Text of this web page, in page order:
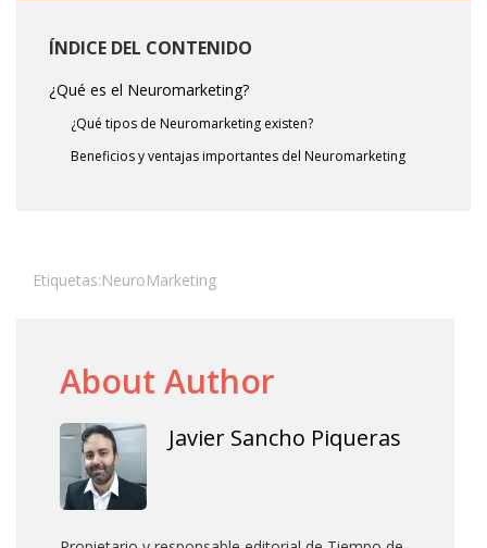
ÍNDICE DEL CONTENIDO
¿Qué es el Neuromarketing?
¿Qué tipos de Neuromarketing existen?
Beneficios y ventajas importantes del Neuromarketing
Etiquetas:NeuroMarketing
About Author
Javier Sancho Piqueras